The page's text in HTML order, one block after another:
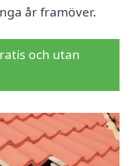
år framöver.
och utan